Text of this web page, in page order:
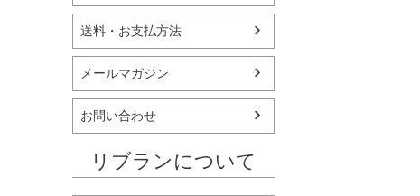
送料・お支払方法
メールマガジン
お問い合わせ
リブランについて